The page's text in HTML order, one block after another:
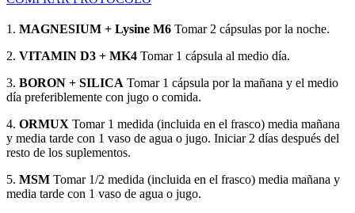
1. MAGNESIUM + Lysine M6 Tomar 2 cápsulas por la noche.
2. VITAMIN D3 + MK4 Tomar 1 cápsula al medio día.
3. BORON + SILICA Tomar 1 cápsula por la mañana y el medio
día preferiblemente con jugo o comida.
4. ORMUX Tomar 1 medida (incluida en el frasco) media mañana
y media tarde con 1 vaso de agua o jugo. Iniciar 2 días después del
resto de los suplementos.
5. MSM Tomar 1/2 medida (incluida en el frasco) media mañana y
media tarde con 1 vaso de agua o jugo.